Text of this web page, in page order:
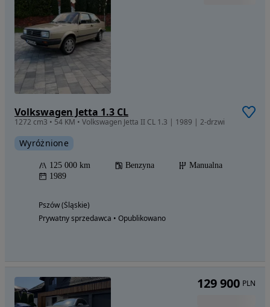
Volkswagen Jetta 1.3 CL
1272 cm3 • 54 KM • Volkswagen Jetta II CL 1.3 | 1989 | 2-drzwi
Wyróżnione
125 000 km Benzyna
Manualna
1989
Pszów (Śląskie)
Prywatny sprzedawca • Opublikowano
129 900 PLN